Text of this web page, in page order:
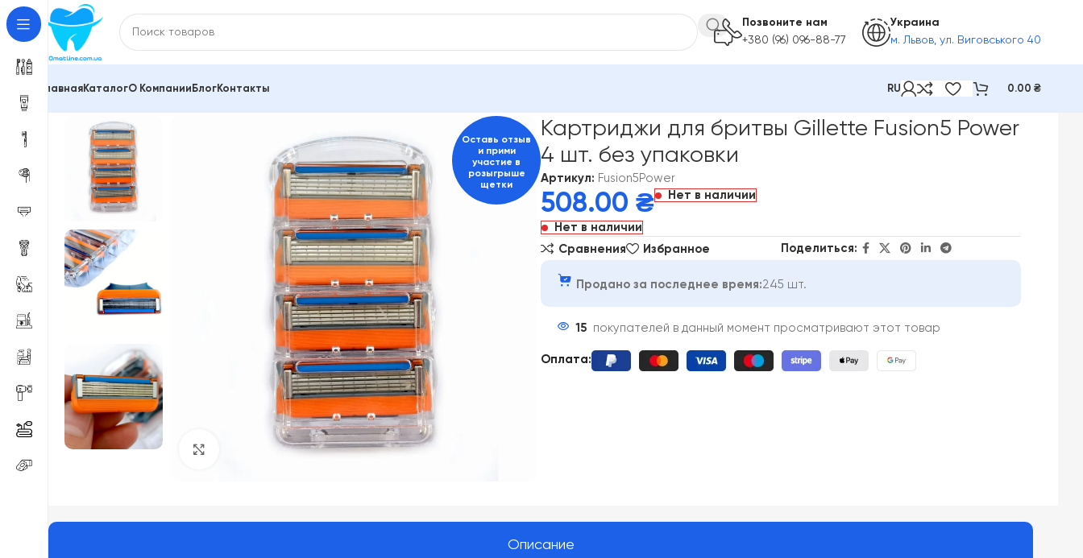
Позвоните нам
+380 (96) 096-88-77
Украина
м. Львов, ул. Виговського 40
ГлавнаяКаталогО Компании БлогКонтакты RU 0.00 ₴
Click to enlarge
Оставь отзыв
и прими
участие в
розыгрыше
щетки
Картриджи для бритвы Gillette Fusion5 Power
4 шт. без упаковки
Артикул: Fusion5Power
508.00 ₴ Нет в наличии
Нет в наличии
Сравнения
Избранное Поделиться:
Продано за последнее время:245 шт.
15 покупателей в данный момент просматривают этот товар
Оплата:
Описание